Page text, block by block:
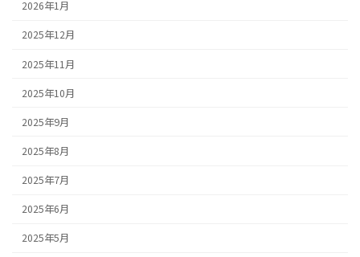
2026年1月
2025年12月
2025年11月
2025年10月
2025年9月
2025年8月
2025年7月
2025年6月
2025年5月